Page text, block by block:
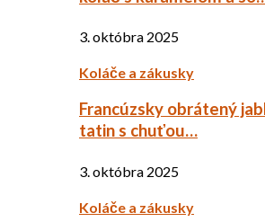
3. októbra 2025
Koláče a zákusky
Francúzsky obrátený
tatin s chuťou…
3. októbra 2025
Koláče a zákusky